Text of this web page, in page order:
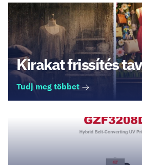
Kirakat frissítés
Tudj meg többet